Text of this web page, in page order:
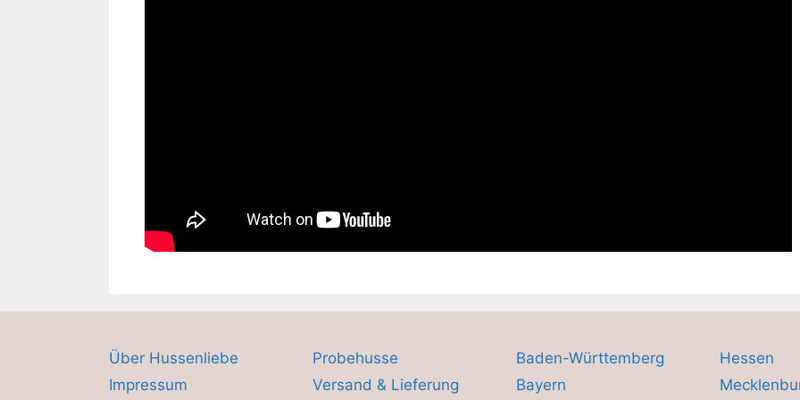
Über Hussenliebe
Impressum
Probehusse
Versand & Lieferung
Baden-Württemberg
Bayern
Hessen